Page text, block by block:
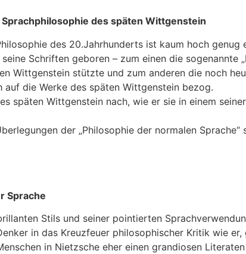
des späten Wittgenstein
des 20.Jahrhunderts ist kaum hoch genug
Schriften geboren – zum einen die sogenannte
Wittgenstein stützte und zum anderen die noch
die Werke des späten Wittgenstein bezog.
späten Wittgenstein nach, wie er sie in einem
der „Philosophie der normalen Sprache“
Sprache
Stils und seiner pointierten
in das Kreuzfeuer philosophischer Kritik wie
in Nietzsche eher einen grandiosen